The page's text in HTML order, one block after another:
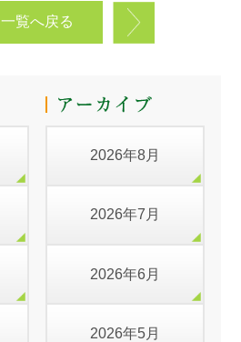
一覧へ戻る
2026年8月
2026年7月
2026年6月
2026年5月